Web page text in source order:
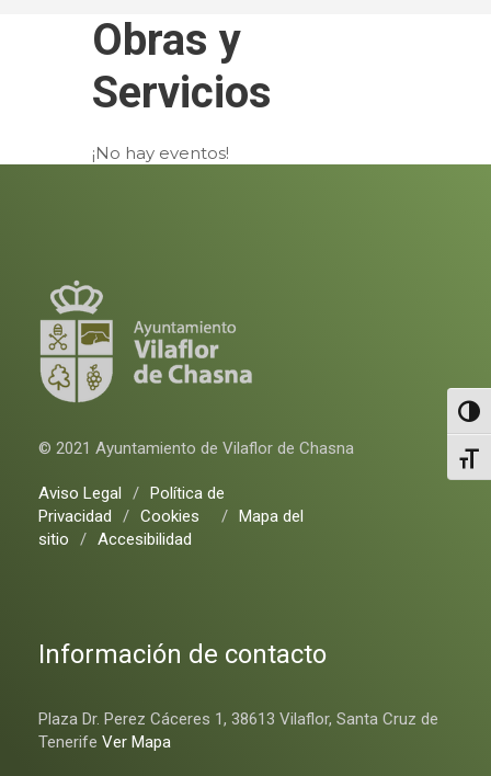
Obras y
Servicios
¡No hay eventos!
© 2021 Ayuntamiento de Vilaflor de Chasna
Aviso Legal / Política de
Privacidad
/ Cookies / Mapa del
sitio
/ Accesibilidad
Información de contacto
Plaza Dr. Perez Cáceres 1, 38613 Vilaflor, Santa Cruz de
Tenerife Ver Mapa